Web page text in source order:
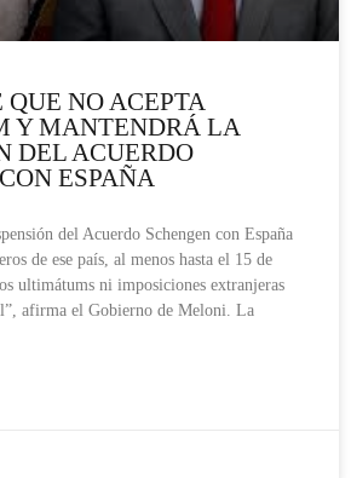
NO ACEPTA
Y MANTENDRÁ LA
DEL ACUERDO
ESPAÑA
del Acuerdo Schengen con España
de ese país, al menos hasta el 15 de
ultimátums ni imposiciones extranjeras
afirma el Gobierno de Meloni. La